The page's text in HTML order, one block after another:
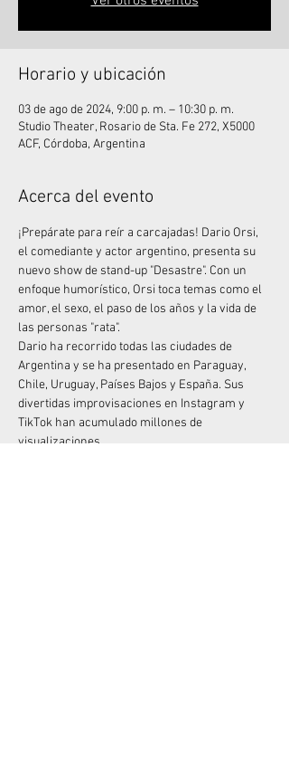
Horario y ubicación
03 de ago de 2024, 9:00 p. m. – 10:30 p. m.
Studio Theater, Rosario de Sta. Fe 272, X5000
ACF, Córdoba, Argentina
Acerca del evento
¡Prepárate para reír a carcajadas! Dario Orsi,
el comediante y actor argentino, presenta su
nuevo show de stand-up "Desastre". Con un
enfoque humorístico, Orsi toca temas como el
amor, el sexo, el paso de los años y la vida de
las personas "rata".
Dario ha recorrido todas las ciudades de
Argentina y se ha presentado en Paraguay,
Chile, Uruguay, Países Bajos y España. Sus
divertidas improvisaciones en Instagram y
TikTok han acumulado millones de
visualizaciones.